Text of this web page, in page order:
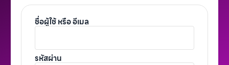
ชื่อผู้ใช้ หรือ อีเมล
รหัสผ่าน